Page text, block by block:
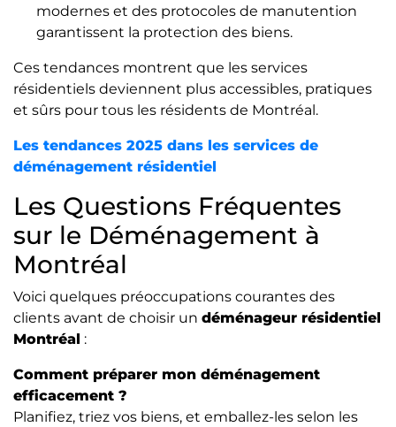
modernes et des protocoles de manutention
garantissent la protection des biens.
Ces tendances montrent que les services
résidentiels deviennent plus accessibles, pratiques
et sûrs pour tous les résidents de Montréal.
Les tendances 2025 dans les services de
déménagement résidentiel
Les Questions Fréquentes
sur le Déménagement à
Montréal
Voici quelques préoccupations courantes des
clients avant de choisir un déménageur résidentiel
Montréal :
Comment préparer mon déménagement
efficacement ?
Planifiez, triez vos biens, et emballez-les selon les